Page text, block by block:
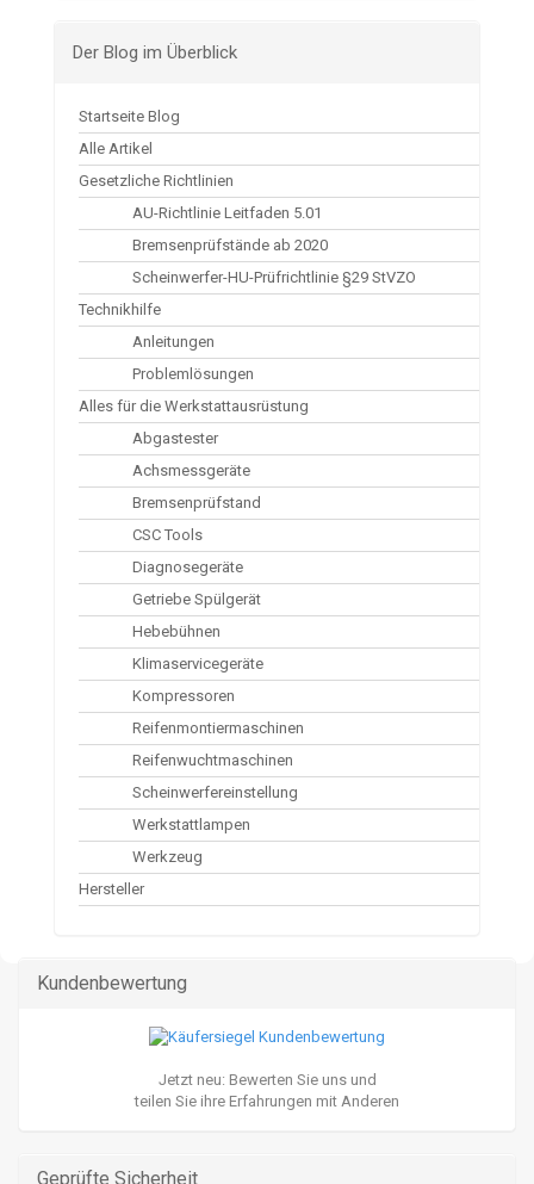
Der Blog im Überblick
Startseite Blog
Alle Artikel
Gesetzliche Richtlinien
AU-Richtlinie Leitfaden 5.01
Bremsenprüfstände ab 2020
Scheinwerfer-HU-Prüfrichtlinie §29 StVZO
Technikhilfe
Anleitungen
Problemlösungen
Alles für die Werkstattausrüstung
Abgastester
Achsmessgeräte
Bremsenprüfstand
CSC Tools
Diagnosegeräte
Getriebe Spülgerät
Hebebühnen
Klimaservicegeräte
Kompressoren
Reifenmontiermaschinen
Reifenwuchtmaschinen
Scheinwerfereinstellung
Werkstattlampen
Werkzeug
Hersteller
Kundenbewertung
Jetzt neu: Bewerten Sie uns und
teilen Sie ihre Erfahrungen mit Anderen
Geprüfte Sicherheit